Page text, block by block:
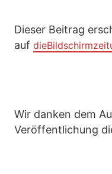
Dieser Beitrag
auf
Wir danken dem
Veröffentlichung